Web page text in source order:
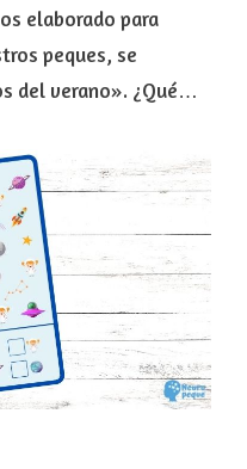
elaborado para
peques, se
del verano». ¿Qué…